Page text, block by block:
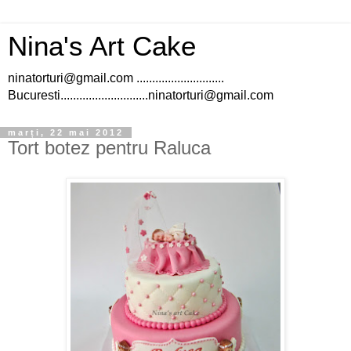
Nina's Art Cake
ninatorturi@gmail.com ............................
Bucuresti............................ninatorturi@gmail.com
marți, 22 mai 2012
Tort botez pentru Raluca